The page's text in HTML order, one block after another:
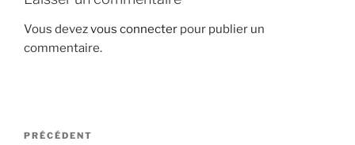
Vous devezvous connecter pour publier un
commentaire.
Navigation
Article
PRÉCÉDENT